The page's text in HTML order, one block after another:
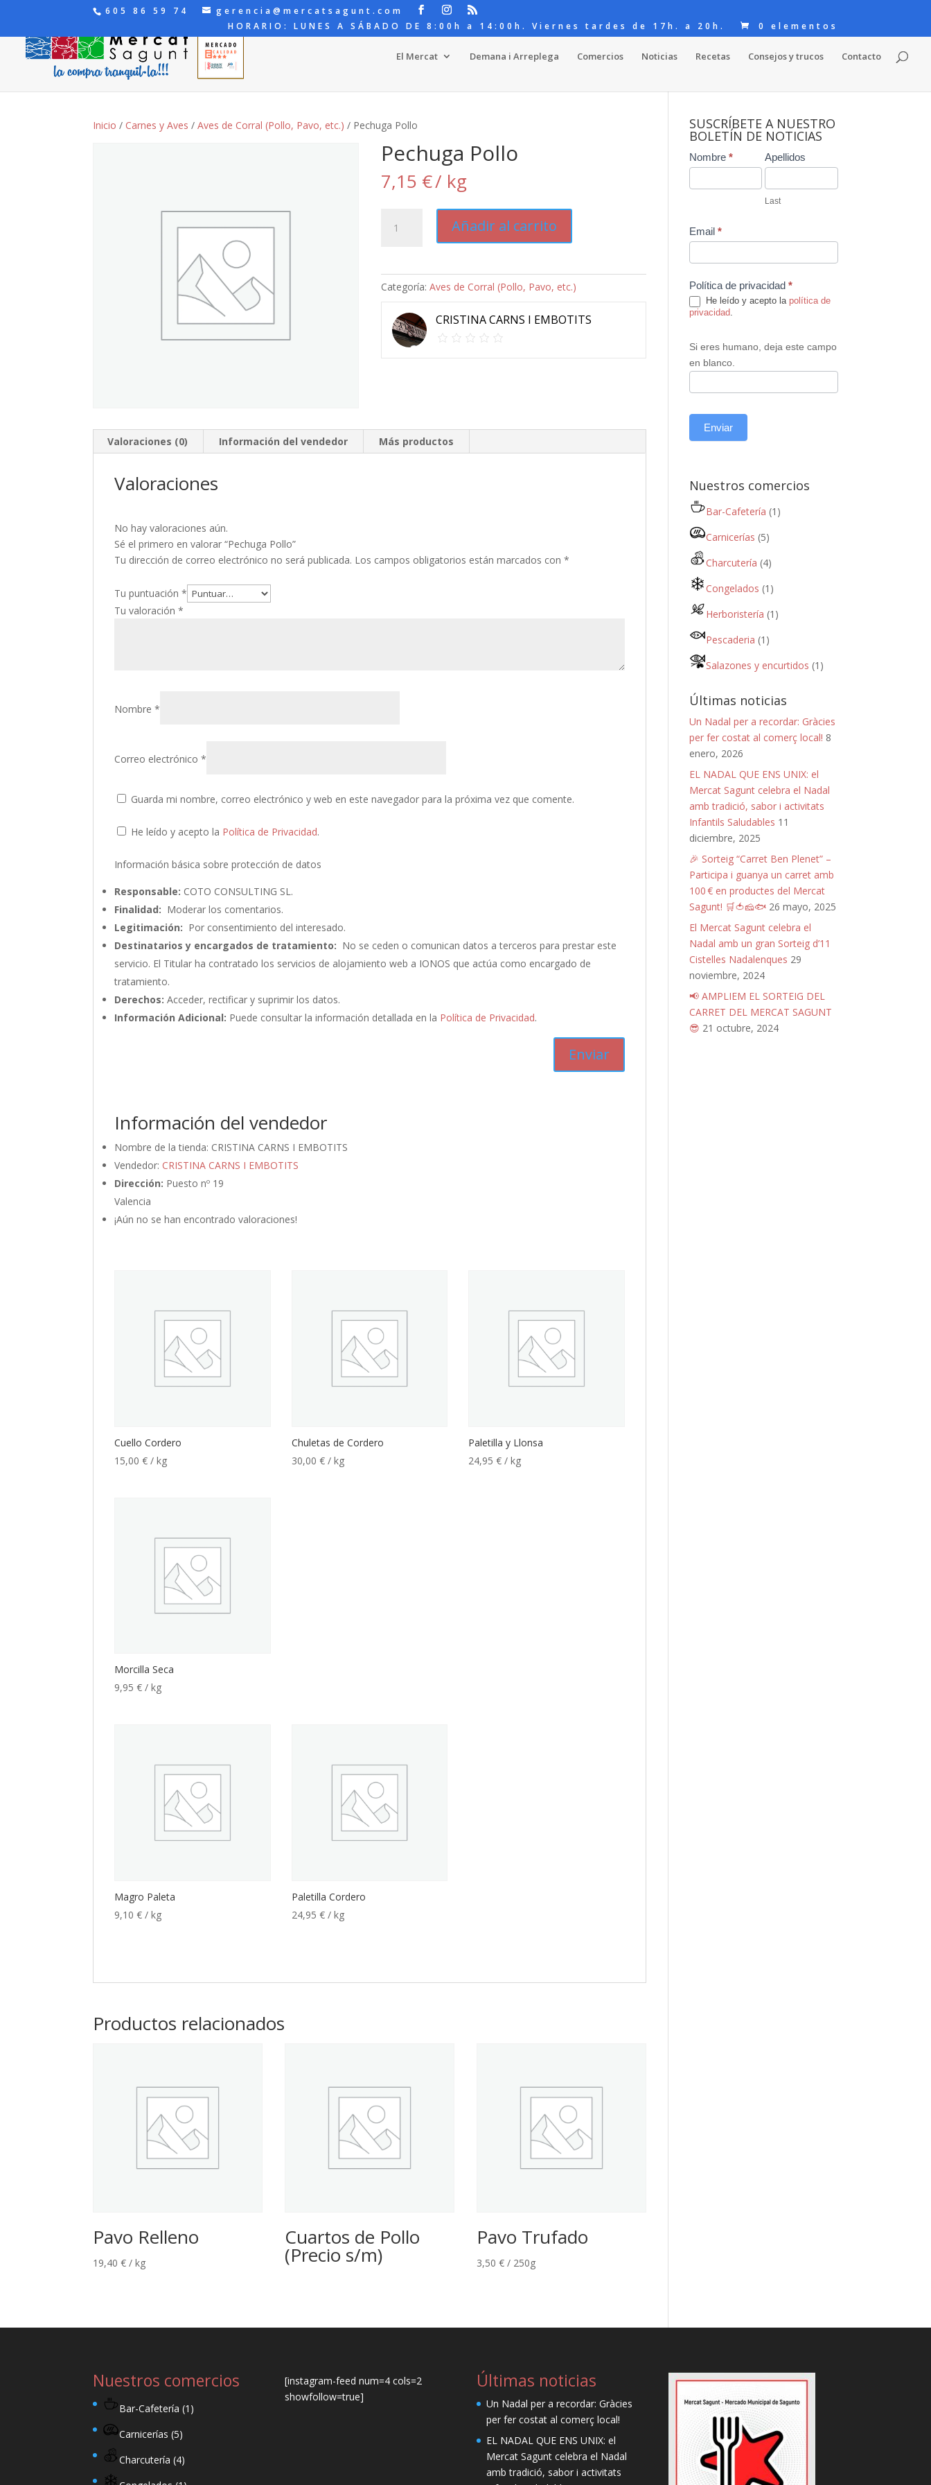
605 86 59 74
gerencia@mercatsagunt.com
HORARIO: LUNES A SÁBADO DE 8:00h a 14:00h. Viernes tardes de 17h. a 20h.
0 elementos
El Mercat Demana i Arreplega Comercios Noticias Recetas Consejos y trucos Contacto
Inicio / Carnes y Aves /Aves de Corral (Pollo, Pavo, etc.) / Pechuga Pollo
Pechuga Pollo
7,15 €/ kg
Pollo
Añadir al carrito
Categoría: Aves de Corral (Pollo, Pavo, etc.)
CRISTINA CARNS I EMBOTITS
Valoraciones (0) Información del vendedor Más productos
Valoraciones
No hay valoraciones aún.
Sé el primero en valorar “Pechuga Pollo”
Tu dirección de correo electrónico no será publicada. Los campos obligatorios están marcados con*
Tu puntuación*
Tu valoración*
Nombre*
Correo electrónico*
Guarda mi nombre, correo electrónico y web en este navegador para la próxima vez que comente.
He leído y acepto la Política de Privacidad.
Información básica sobre protección de datos
Responsable: COTO CONSULTING SL.
Finalidad: Moderar los comentarios.
Legitimación: Por consentimiento del interesado.
Destinatarios y encargados de tratamiento: No se ceden o comunican datos a terceros para prestar este
servicio. El Titular ha contratado los servicios de alojamiento web a IONOS que actúa como encargado de
tratamiento.
Derechos: Acceder, rectificar y suprimir los datos.
Información Adicional: Puede consultar la información detallada en la Política de Privacidad.
Información del vendedor
Nombre de la tienda: CRISTINA CARNS I EMBOTITS
Vendedor: CRISTINA CARNS I EMBOTITS
Dirección: Puesto nº 19
Valencia
¡Aún no se han encontrado valoraciones!
Cuello Cordero
15,00€ / kg
Chuletas de Cordero
30,00 € / kg
Paletilla y Llonsa
24,95€ / kg
Morcilla Seca
9,95€ / kg
Magro Paleta
9,10€ / kg
Paletilla Cordero
24,95 € / kg
Productos relacionados
Pavo Relleno
19,40€ / kg
Cuartos de Pollo
(Precio s/m)
Pavo Trufado
3,50€ / 250g
SUSCRÍBETE A NUESTRO
BOLETÍN DE NOTICIAS
Contact
Us
Nombre * Apellidos
Last
Email *
Política de privacidad *
He leído y acepto la política de
privacidad.
Si eres humano, deja este campo
en blanco.
Enviar
Nuestros comercios
Bar-Cafetería (1)
Carnicerías (5)
Charcutería (4)
Congelados (1)
Herboristería (1)
Pescaderia (1)
Salazones y encurtidos (1)
Últimas noticias
Un Nadal per a recordar: Gràcies
per fer costat al comerç local! 8
enero, 2026
EL NADAL QUE ENS UNIX: el
Mercat Sagunt celebra el Nadal
amb tradició, sabor i activitats
Infantils Saludables 11
diciembre, 2025
🎉 Sorteig “Carret Ben Plenet” –
Participa i guanya un carret amb
100 € en productes del Mercat
Sagunt! 🛒🍅🧀🐟 26 mayo, 2025
El Mercat Sagunt celebra el
Nadal amb un gran Sorteig d’11
Cistelles Nadalenques 29
noviembre, 2024
📢 AMPLIEM EL SORTEIG DEL
CARRET DEL MERCAT SAGUNT
😎 21 octubre, 2024
Nuestros comercios
Bar-Cafetería (1)
Carnicerías (5)
Charcutería (4)
[instagram-feed num=4 cols=2
showfollow=true]
Últimas noticias
Un Nadal per a recordar: Gràcies
per fer costat al comerç local!
EL NADAL QUE ENS UNIX: el
Mercat Sagunt celebra el Nadal
amb tradició, sabor i activitats